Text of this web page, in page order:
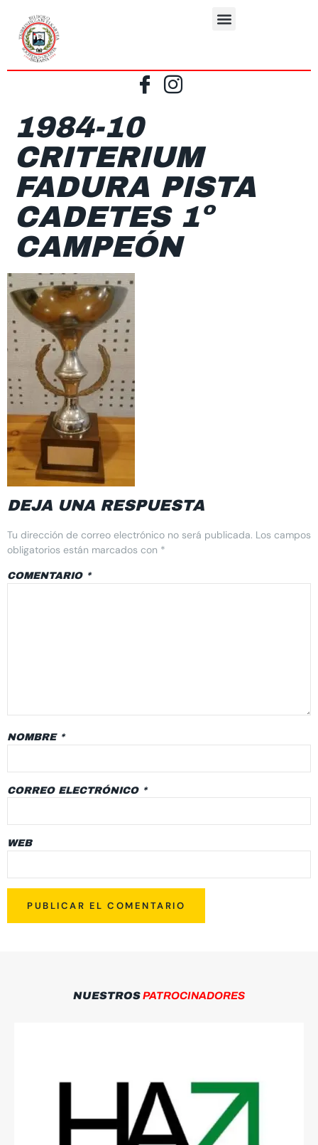
1984-10
CRITERIUM
FADURA PISTA
CADETES 1º
CAMPEÓN
DEJA UNA RESPUESTA
Tu dirección de correo electrónico no será publicada. Los campos
obligatorios están marcados con *
COMENTARIO *
NOMBRE *
CORREO ELECTRÓNICO *
WEB
NUESTROSPATROCINADORES